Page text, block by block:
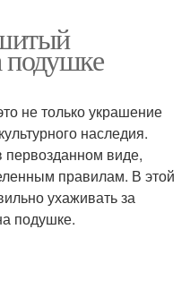
подушке
не только украшение
наследия.
первозданном виде,
правилам. В этой
ухаживать за
подушке.